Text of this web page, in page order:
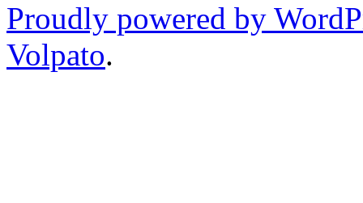
Proudly powered by
Volpato.